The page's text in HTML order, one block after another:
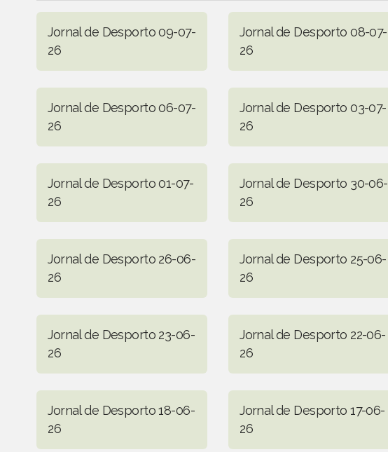
Jornal de Desporto 09-07-
26
Jornal de Desporto 08-07-
26
Jornal de Desporto 06-07-
26
Jornal de Desporto 03-07-
26
Jornal de Desporto 01-07-
26
Jornal de Desporto 30-06-
26
Jornal de Desporto 26-06-
26
Jornal de Desporto 25-06-
26
Jornal de Desporto 23-06-
26
Jornal de Desporto 22-06-
26
Jornal de Desporto 18-06-
26
Jornal de Desporto 17-06-
26